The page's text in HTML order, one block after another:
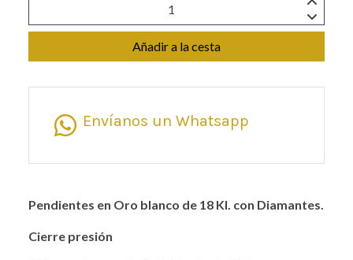
Añadir a la cesta
Envíanos un Whatsapp
Pendientes en Oro blanco de 18 Kl. con Diamantes.
Cierre presión